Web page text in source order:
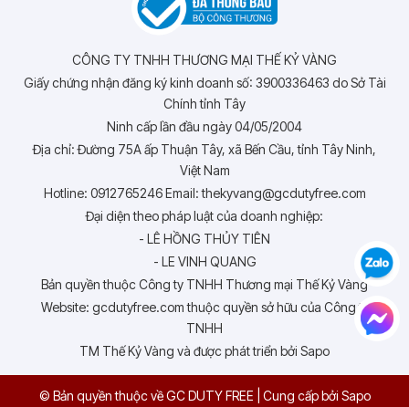
CÔNG TY TNHH THƯƠNG MẠI THẾ KỶ VÀNG
Giấy chứng nhận đăng ký kinh doanh số: 3900336463 do Sở Tài
Chính tỉnh Tây
Ninh cấp lần đầu ngày 04/05/2004
Địa chỉ: Đường 75A ấp Thuận Tây, xã Bến Cầu, tỉnh Tây Ninh,
Việt Nam
Hotline: 0912765246 Email: thekyvang@gcdutyfree.com
Đại diện theo pháp luật của doanh nghiệp:
- LÊ HỒNG THỦY TIÊN
- LE VINH QUANG
Bản quyền thuộc Công ty TNHH Thương mại Thế Kỷ Vàng
Website: gcdutyfree.com thuộc quyền sở hữu của Công ty
TNHH
TM Thế Kỷ Vàng và được phát triển bởi Sapo
© Bản quyền thuộc về GC DUTY FREE Cung cấp bởi Sapo